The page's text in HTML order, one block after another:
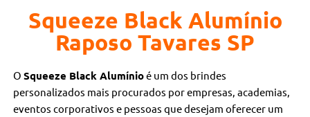
Squeeze Black Alumínio
Raposo Tavares SP
OSqueeze Black Alumínioé um dos brindes
personalizados mais procurados por empresas, academias,
eventos corporativos e pessoas que desejam oferecer um